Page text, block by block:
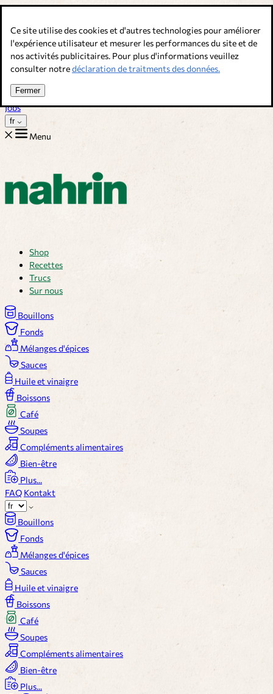
Ce site utilise des cookies et d'autres technologies pour améliorer
l'expérience utilisateur et mesurer les performances du site et de
nos activités publicitaires. Pour plus d'informations veuillez
consulter notredéclaration de traitments des données.
Fermer
Bouillons, épices & compléments alimentaires. Qualité suisse.
Service client
Recettes
Trucs
Sur nous
Jobs
fr
Menu
Shop
Recettes
Trucs
Sur nous
Bouillons
Fonds
Mélanges d'épices
Sauces
Huile et vinaigre
Boissons
Café
Soupes
Compléments alimentaires
Bien-être
Plus...
FAQ Kontakt
Bouillons
Fonds
Mélanges d'épices
Sauces
Huile et vinaigre
Boissons
Café
Soupes
Compléments alimentaires
Bien-être
Plus...